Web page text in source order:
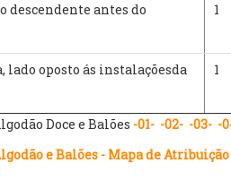
descendente antes do
1
lado oposto ás instalaçõesda
1
Doce e Balões -01- -02- -03- -
e Balões - Mapa de